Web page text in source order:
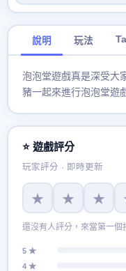
說明 玩法
泡泡堂遊戲真是深受大
豬一起來進行泡泡堂遊
⭐ 遊戲評分
玩家評分 · 即時更新
★ ★ ★
還沒有人評分，來當第一個
5 ★
4 ★